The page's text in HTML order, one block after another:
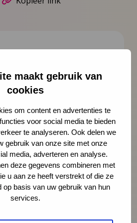
maakt gebruik van
cookies
om content en advertenties te
voor social media te bieden
te analyseren. Ook delen we
gebruik van onze site met onze
media, adverteren en analyse.
deze gegevens combineren met
u aan ze heeft verstrekt of die ze
op basis van uw gebruik van hun
services.